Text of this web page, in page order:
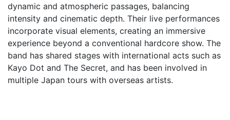
dynamic and atmospheric passages, balancing
intensity and cinematic depth. Their live performances
incorporate visual elements, creating an immersive
experience beyond a conventional hardcore show. The
band has shared stages with international acts such as
Kayo Dot and The Secret, and has been involved in
multiple Japan tours with overseas artists.